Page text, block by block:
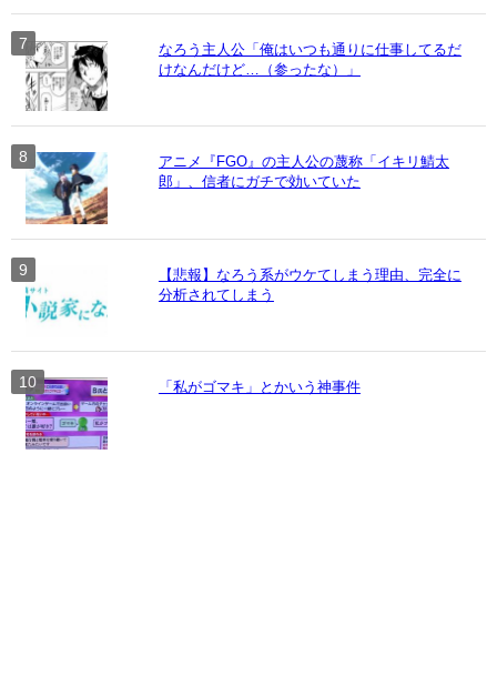
なろう主人公「俺はいつも通りに仕事してるだ
けなんだけど…（参ったな）」
アニメ『FGO』の主人公の蔑称「イキリ鯖太
郎」、信者にガチで効いていた
【悲報】なろう系がウケてしまう理由、完全に
分析されてしまう
「私がゴマキ」とかいう神事件